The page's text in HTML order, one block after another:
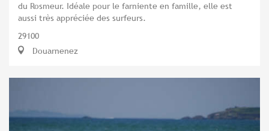
du Rosmeur. Idéale pour le farniente en famille, elle est
aussi très appréciée des surfeurs.
29100
Douarnenez